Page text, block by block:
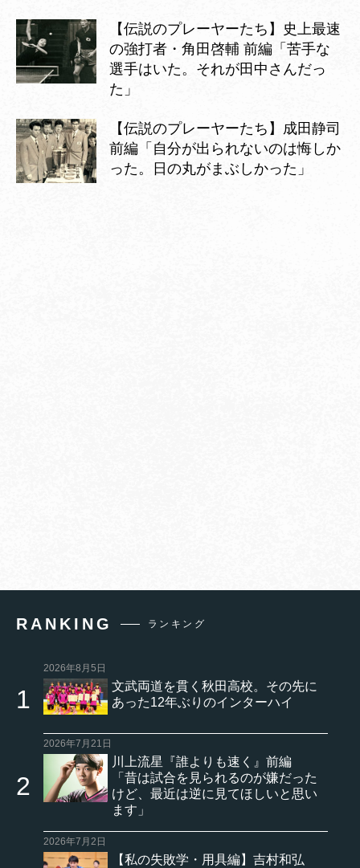
【伝説のプレーヤーたち】史上最速
の強打者・角田啓輔 前編「苦手な
選手はいた。それが田中さんだっ
た」
【伝説のプレーヤーたち】成田静司
前編「自分が出られないのは悔しか
った。日の丸がまぶしかった」
RANKING ランキング
2026年8月5日
文武両道を貫く秋田高校。その先に
あった12年ぶりのインターハイ
2026年7月21日
川上流星『誰よりも速く』前編
「昔は試合を見られるのが嫌だった
けど、最近は逆に見てほしいと思い
ます」
2026年7月2日
【私の失敗学・用具編】吉村和弘